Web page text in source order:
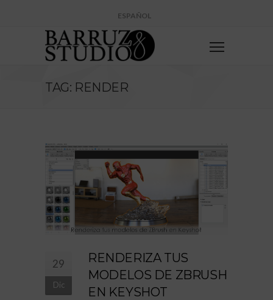
ESPAÑOL
TAG: RENDER
29
Dic
RENDERIZA TUS
MODELOS DE ZBRUSH
EN KEYSHOT